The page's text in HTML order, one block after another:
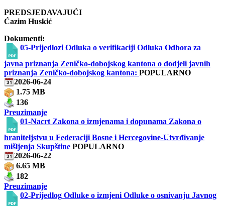
PREDSJEDAVAJUĆI
Ćazim Huskić
Dokumenti:
05-Prijedlozi Odluka o verifikaciji Odluka Odbora za
javna priznanja Zeničko-dobojskog kantona o dodjeli javnih
priznanja Zeničko-dobojskog kantona: POPULARNO
2026-06-24
1.75 MB
136
Preuzimanje
01-Nacrt Zakona o izmjenama i dopunama Zakona o
hraniteljstvu u Federaciji Bosne i Hercegovine-Utvrđivanje
mišljenja Skupštine POPULARNO
2026-06-22
6.65 MB
182
Preuzimanje
02-Prijedlog Odluke o izmjeni Odluke o osnivanju Javnog